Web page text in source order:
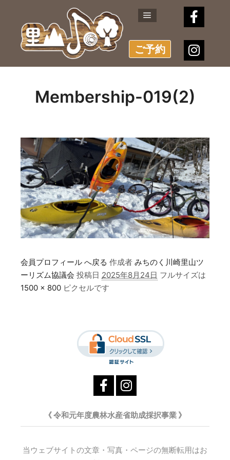
メインメニュー
ご予約
Membership-019(2)
会員プロフィール へ戻る 作成者 みちのく川崎里山ツ
ーリズム協議会 投稿日 2025年8月24日 フルサイズは
1500 × 800 ピクセルです
《 令和元年度農林水産省助成採択事業 》
当ウェブサイトの文章・写真・ページの無断転用はお